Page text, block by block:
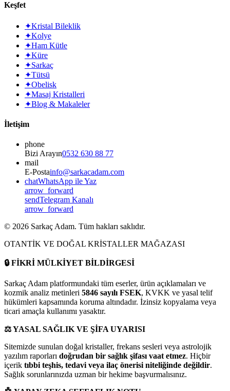
Keşfet
✦Kristal Bileklik
✦Kolye
✦Ham Kütle
✦Küre
✦Sarkaç
✦Tütsü
✦Obelisk
✦Masaj Kristalleri
✦Blog & Makaleler
İletişim
phone
Bizi Arayın0532 630 88 77
mail
E-Postainfo@sarkacadam.com
chatWhatsApp ile Yaz
arrow_forward
sendTelegram Kanalı
arrow_forward
© 2026 Sarkaç Adam. Tüm hakları saklıdır.
OTANTİK VE DOĞAL KRİSTALLER MAĞAZASI
🔒FİKRİ MÜLKİYET BİLDİRGESİ
Sarkaç Adam platformundaki tüm eserler, ürün açıklamaları ve
kozmik analiz metinleri 5846 sayılı FSEK, KVKK ve yasal telif
hükümleri kapsamında koruma altındadır. İzinsiz kopyalama veya
ticari amaçla kullanımı yasaktır.
⚖️YASAL SAĞLIK VE ŞİFA UYARISI
Sitemizde sunulan doğal kristaller, frekans sesleri veya astrolojik
yazılım raporları doğrudan bir sağlık şifası vaat etmez. Hiçbir
içerik tıbbi teşhis, tedavi veya ilaç önerisi niteliğinde değildir.
Sağlık sorunlarınızda uzman bir hekime başvurmalısınız.